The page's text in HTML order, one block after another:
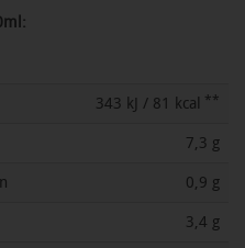
343 kJ / 81 kcal **
7,3 g
0,9 g
3,4 g